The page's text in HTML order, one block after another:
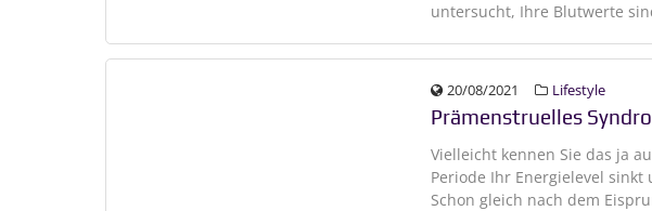
untersucht, Ihre Blutwerte
20/08/2021 Lifestyle
Prämenstruelles
Vielleicht kennen Sie das ja
Periode Ihr Energielevel
Schon gleich nach dem